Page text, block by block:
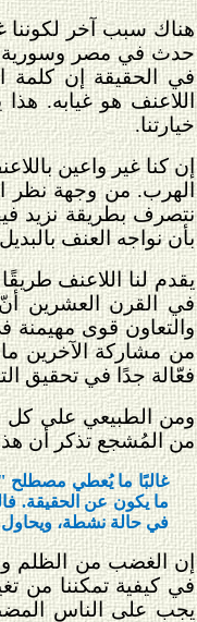
هناك سبب آخر لكوننا
حدث في مصر وسورية.
في الحقيقة إن كلمة
اللاعنف هو غيابه.
خيارتنا.
إن كنا غير واعين
الهرب. من وجهة نظر
نتصرف بطريقة نزيد
بأن نواجه العنف
يقدم لنا اللاعنف
في القرن العشرين
والتعاون قوى مهيمنة
من مشاركة الآخرين
فعّالة جدًا في تحقيق
ومن الطبيعي على كل
من المُشجع تذكر أن
غالبًا ما يُعطي مصطلح
ما يكون عن الحقيقة.
في حالة نشطة، ويحاول
إن الغضب من الظلم
في كيفية تمكننا من
يجب على الناس